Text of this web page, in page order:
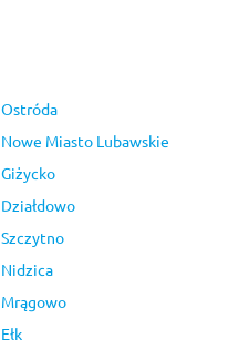
Ostróda
Nowe Miasto Lubawskie
Giżycko
Działdowo
Szczytno
Nidzica
Mrągowo
Ełk